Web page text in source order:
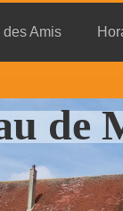
des Amis
de